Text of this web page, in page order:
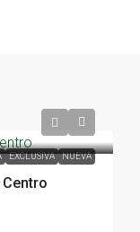
EXCLUSIVA NUEVA